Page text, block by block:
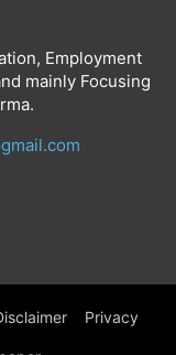
Employment
mainly Focusing
Privacy